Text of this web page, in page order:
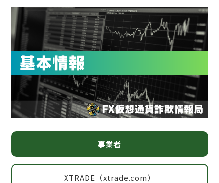
事業者
XTRADE（xtrade.com）